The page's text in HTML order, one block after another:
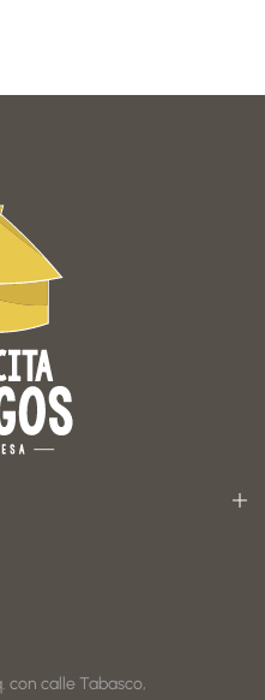
con calle Tabasco,